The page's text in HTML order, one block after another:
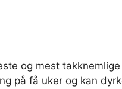
og mest
på få uker og kan